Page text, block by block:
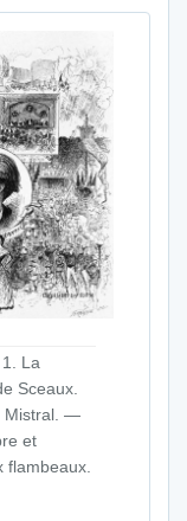
La
Sceaux.
Mistral. —
et